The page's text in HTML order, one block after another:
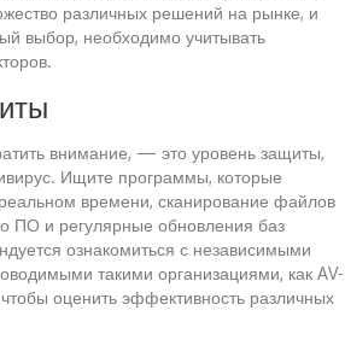
различных решений на рынке, и
выбор, необходимо учитывать
внимание, — это уровень защиты,
Ищите программы, которые
времени, сканирование файлов
ПО и регулярные обновления баз
ознакомиться с независимыми
такими организациями, как AV-
оценить эффективность различных